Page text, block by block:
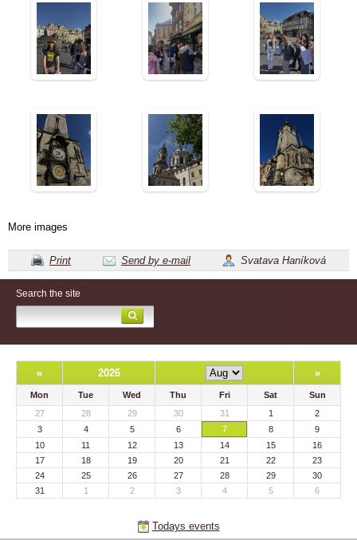
More images
Print Send by e-mail Svatava Haníková
Search the site
« 2026 »
Mon Tue Wed Thu Fri Sat
Sun
27
28 29 30 31 1
2
3
4 5 6 7 8
9
10
11 12 13 14 15
16
17
18 19 20 21 22
23
24
25 26 27 28 29
30
31
1 2 3 4 5 6
Todays events